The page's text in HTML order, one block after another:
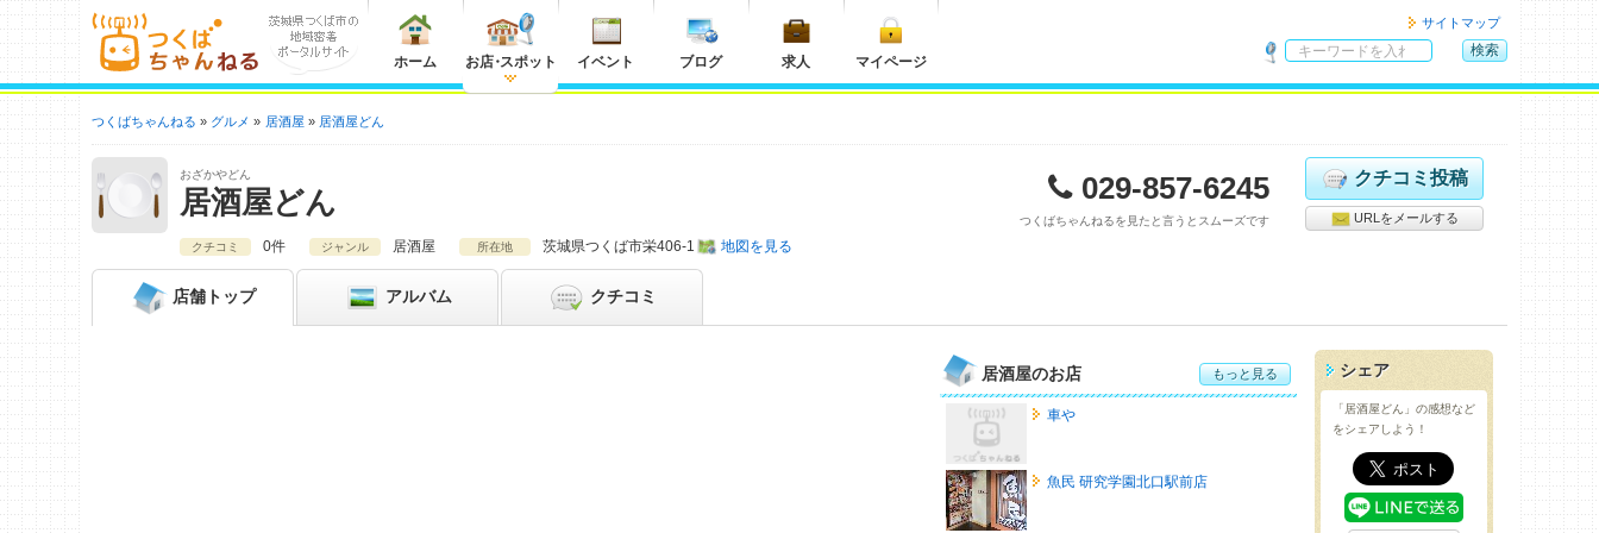
ホーム お店・スポット イベント ブログ 求人 マイページ
サイトマップ
内
索
検索
つくばちゃんねる グルメ 居酒屋 居酒屋どん
おざかやどん
居酒屋どん 029-857-6245
つくばちゃんねるを見たと言うとスムーズです
クチコミ投稿
URLをメールする
クチコミ 0件 ジャンル 居酒屋 所在地 茨城県つくば市栄406-1 地図を見る
店舗 トップ アルバム クチコミ
居酒屋のお店 もっと見る
車や
魚民 研究学園北口駅前店
シェア
「居酒屋どん」の感想など
をシェアしよう！